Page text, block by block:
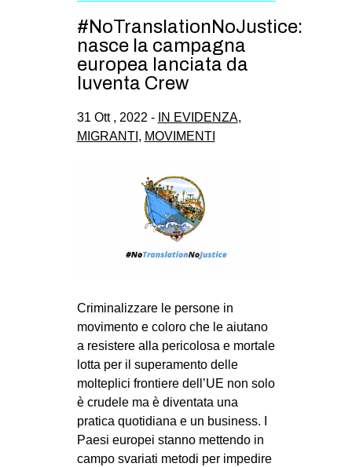
#NoTranslationNoJustice:
nasce la campagna
europea lanciata da
Iuventa Crew
31 Ott , 2022 - IN EVIDENZA,
MIGRANTI , MOVIMENTI
Criminalizzare le persone in
movimento e coloro che le aiutano
a resistere alla pericolosa e mortale
lotta per il superamento delle
molteplici frontiere dell’UE non solo
è crudele ma è diventata una
pratica quotidiana e un business. I
Paesi europei stanno mettendo in
campo svariati metodi per impedire